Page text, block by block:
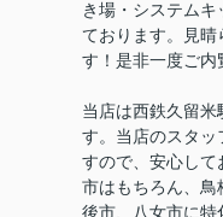
き場・システム
ております。見
す！是非一度ご内
当店は西鉄久留
す。当店のスタッ
すので、安心して
市はもちろん、鳥
後市、八女市に特